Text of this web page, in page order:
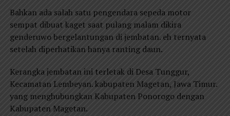
Bahkan ada salah satu pengendara sepeda motor
sempat dibuat kaget saat pulang malam dikira
genderuwo bergelantungan di jembatan. eh ternyata
setelah diperhatikan hanya ranting daun.
Kerangka jembatan ini terletak di Desa Tunggur,
Kecamatan Lembeyan. kabupaten Magetan, Jawa Timur.
yang menghubungkan Kabupaten Ponorogo dengan
Kabupaten Magetan.